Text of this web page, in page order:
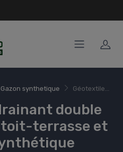
synthetique Géotextile...
double
toit-terrasse et